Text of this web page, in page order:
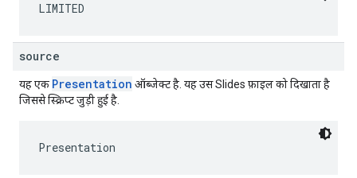
LIMITED
source
यह एक Presentation ऑब्जेक्ट है. यह उस Slides फ़ाइल को दिखाता है
जिससे स्क्रिप्ट जुड़ी हुई है.
Presentation